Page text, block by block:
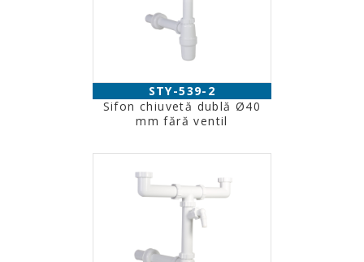
STY-539-2
Sifon chiuvetă dublă Ø40
mm fără ventil